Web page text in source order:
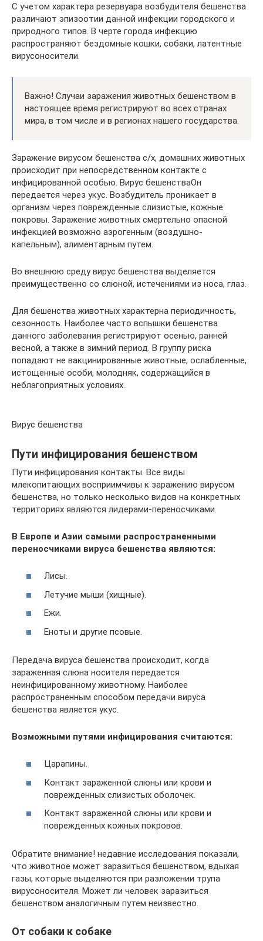
С учетом характера резервуара возбудителя бешенства
различают эпизоотии данной инфекции городского и
природного типов. В черте города инфекцию
распространяют бездомные кошки, собаки, латентные
вирусоносители.
Важно! Случаи заражения животных бешенством в
настоящее время регистрируют во всех странах
мира, в том числе и в регионах нашего государства.
Заражение вирусом бешенства с/х, домашних животных
происходит при непосредственном контакте с
инфицированной особью. Вирус бешенстваОн
передается через укус. Возбудитель проникает в
организм через поврежденные слизистые, кожные
покровы. Заражение животных смертельно опасной
инфекцией возможно аэрогенным (воздушно-
капельным), алиментарным путем.
Во внешнюю среду вирус бешенства выделяется
преимущественно со слюной, истечениями из носа, глаз.
Для бешенства животных характерна периодичность,
сезонность. Наиболее часто вспышки бешенства
данного заболевания регистрируют осенью, ранней
весной, а также в зимний период. В группу риска
попадают не вакцинированные животные, ослабленные,
истощенные особи, молодняк, содержащийся в
неблагоприятных условиях.
Вирус бешенства
Пути инфицирования бешенством
Пути инфицирования контакты. Все виды
млекопитающих восприимчивы к заражению вирусом
бешенства, но только несколько видов на конкретных
территориях являются лидерами-переносчиками.
В Европе и Азии самыми распространенными
переносчиками вируса бешенства являются:
Лисы.
Летучие мыши (хищные).
Ежи.
Еноты и другие псовые.
Передача вируса бешенства происходит, когда
зараженная слюна носителя передается
неинфицированному животному. Наиболее
распространенным способом передачи вируса
бешенства является укус.
Возможными путями инфицирования считаются:
Царапины.
Контакт зараженной слюны или крови и
поврежденных слизистых оболочек.
Контакт зараженной слюны или крови и
поврежденных кожных покровов.
Обратите внимание! недавние исследования показали,
что животное может заразиться бешенством, вдыхая
газы, которые выделяются при разложении трупа
вирусоносителя. Может ли человек заразиться
бешенством аналогичным путем неизвестно.
От собаки к собаке